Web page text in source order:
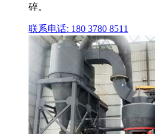
碎。
联系电话: 180 3780 8511